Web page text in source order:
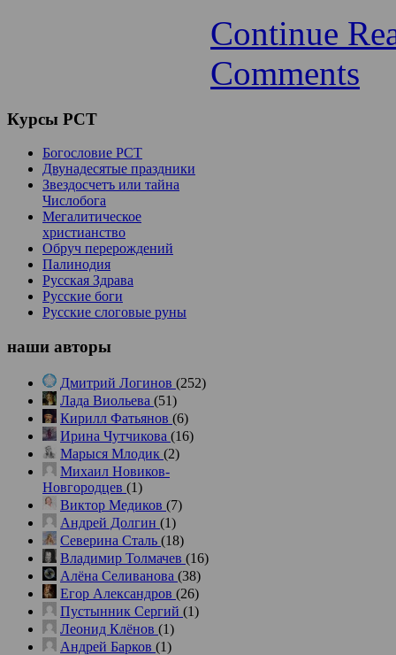
Continue
Comments
Курсы РСТ
Богословие РСТ
Двунадесятые праздники
Звездосчетъ или тайна
Числобога
Мегалитическое
христианство
Обруч перерождений
Палинодия
Русская Здрава
Русские боги
Русские слоговые руны
наши авторы
Дмитрий Логинов (252)
Лада Виольева (51)
Кирилл Фатьянов (6)
Ирина Чутчикова (16)
Марыся Млодик (2)
Михаил Новиков-
Новгородцев (1)
Виктор Медиков (7)
Андрей Долгин (1)
Северина Сталь (18)
Владимир Толмачев (16)
Алёна Селиванова (38)
Егор Александров (26)
Пустынник Сергий (1)
Леонид Клёнов (1)
Андрей Барков (1)